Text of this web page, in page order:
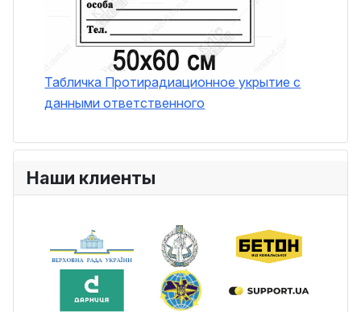
Табличка Протирадиационное укрытие с
данными ответственного
Наши клиенты